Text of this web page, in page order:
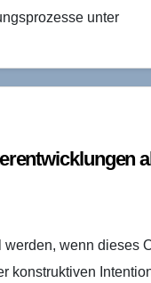
unter
wenn dieses
konstruktiven